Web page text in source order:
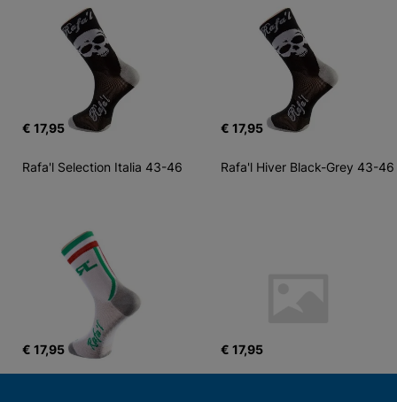
€ 17,95 € 17,95
Rafa'l Selection Italia 43-46
€ 17,95
Rafa'l Hiver Black-Grey 43-46
€ 17,95